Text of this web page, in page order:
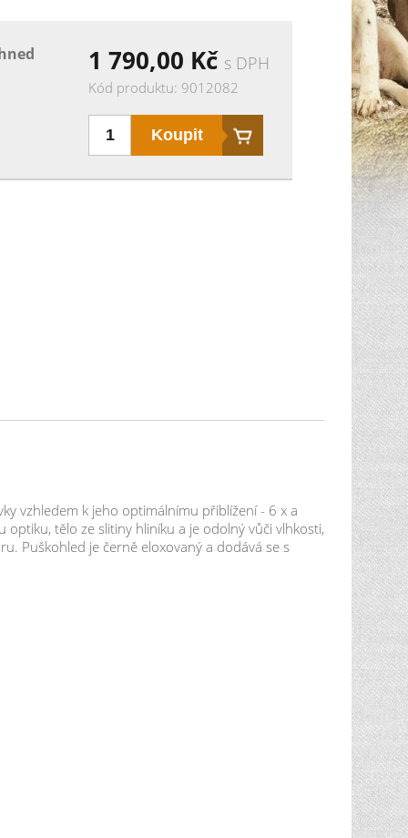
barvy. Puškohled je dodáván včetně
Nikko Stirling Mountmaster 6 x 40 AO imbus
310 mm hmotnost: 470 g osvětlení osnovy:
paralaxy: ano průměr tubusu: 25,4 mm - 1"
1 790,00 Kč s DPH
Kód produktu: 9012082
vzhledem k jeho optimálnímu přiblížení - 6 x a
tělo ze slitiny hliníku a je odolný vůči vlhkosti,
Puškohled je černě eloxovaný a dodává se s